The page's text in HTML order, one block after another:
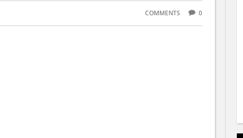
COMMENTS 0